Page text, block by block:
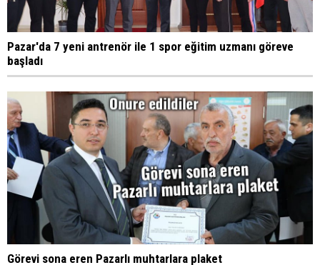
Pazar'da 7 yeni antrenör ile 1 spor eğitim uzmanı göreve
başladı
Görevi sona eren Pazarlı muhtarlara plaket